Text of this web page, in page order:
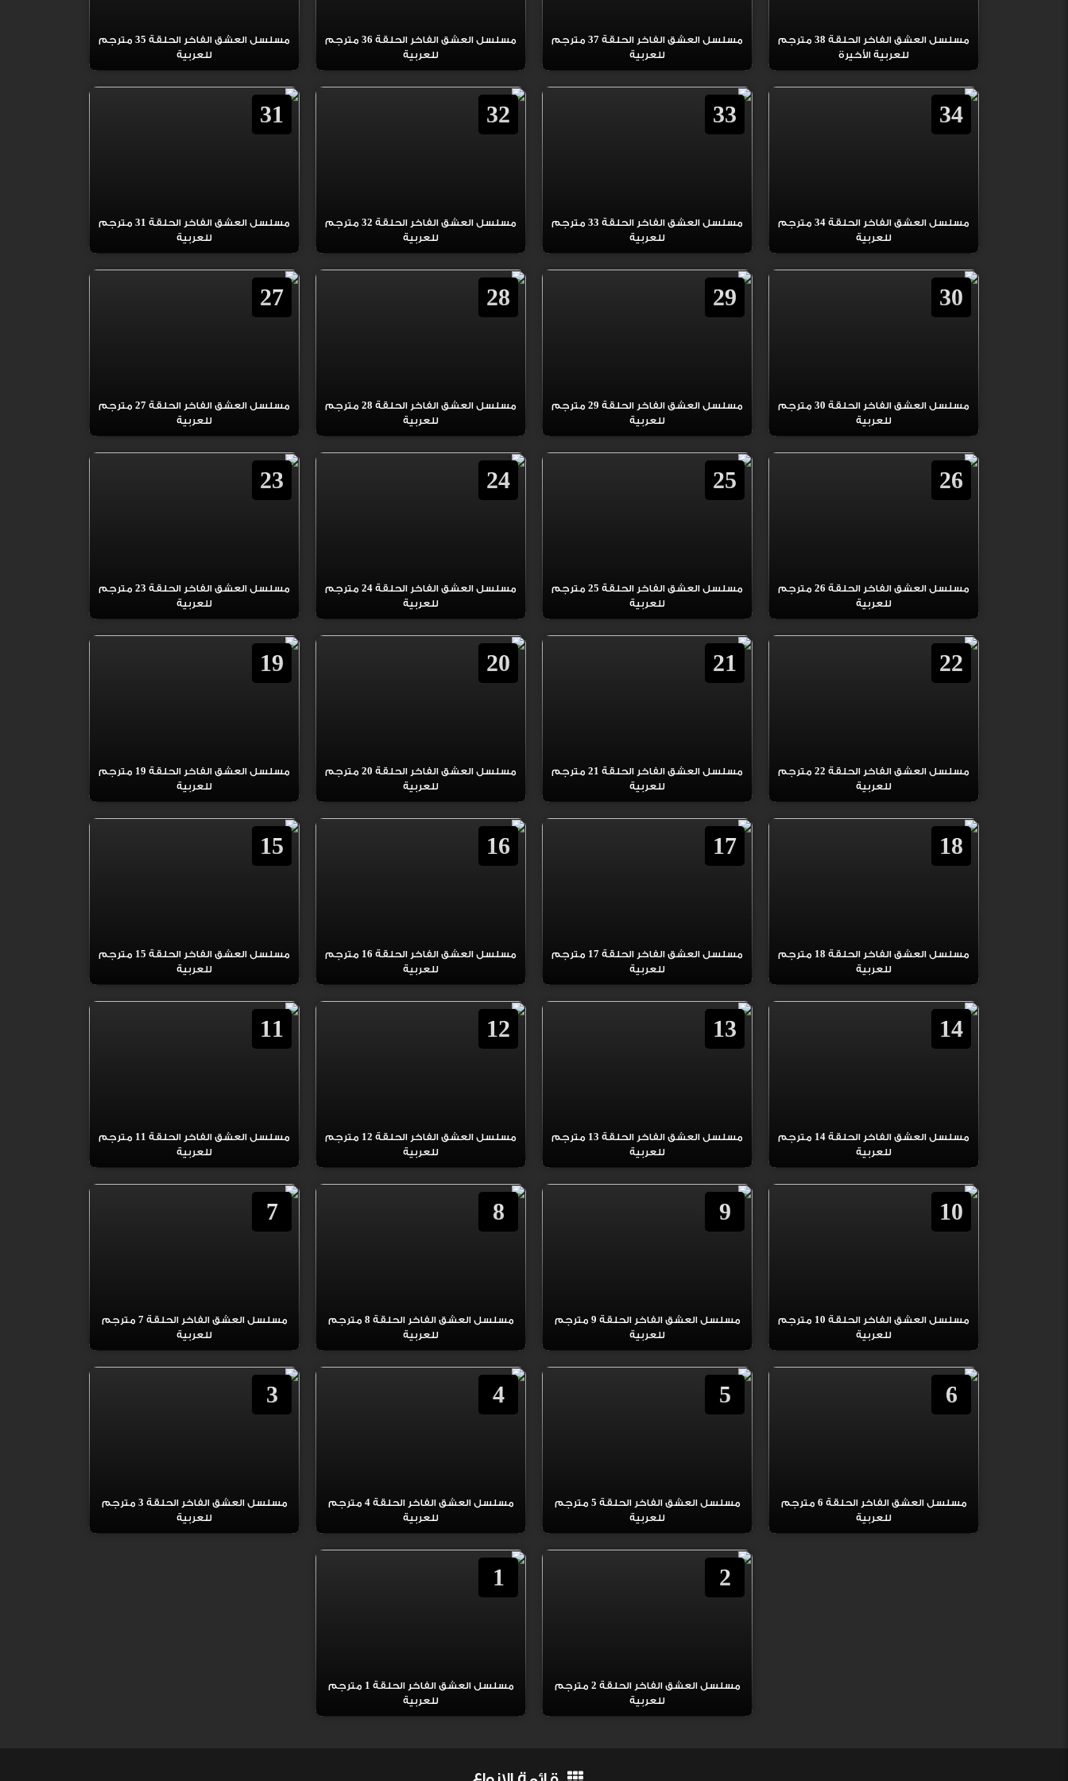
مسلسل العشق الفاخر الحلقة 38 مترجم
للعربية الأخيرة
مسلسل العشق الفاخر الحلقة 37 مترجم
للعربية
مسلسل العشق الفاخر الحلقة 36 مترجم
للعربية
مسلسل العشق الفاخر الحلقة 35 مترجم
للعربية
34
مسلسل العشق الفاخر الحلقة 34 مترجم
للعربية
33
مسلسل العشق الفاخر الحلقة 33 مترجم
للعربية
32
مسلسل العشق الفاخر الحلقة 32 مترجم
للعربية
31
مسلسل العشق الفاخر الحلقة 31 مترجم
للعربية
30
مسلسل العشق الفاخر الحلقة 30 مترجم
للعربية
29
مسلسل العشق الفاخر الحلقة 29 مترجم
للعربية
28
مسلسل العشق الفاخر الحلقة 28 مترجم
للعربية
27
مسلسل العشق الفاخر الحلقة 27 مترجم
للعربية
26
مسلسل العشق الفاخر الحلقة 26 مترجم
للعربية
25
مسلسل العشق الفاخر الحلقة 25 مترجم
للعربية
24
مسلسل العشق الفاخر الحلقة 24 مترجم
للعربية
23
مسلسل العشق الفاخر الحلقة 23 مترجم
للعربية
22
مسلسل العشق الفاخر الحلقة 22 مترجم
للعربية
21
مسلسل العشق الفاخر الحلقة 21 مترجم
للعربية
20
مسلسل العشق الفاخر الحلقة 20 مترجم
للعربية
19
مسلسل العشق الفاخر الحلقة 19 مترجم
للعربية
18
مسلسل العشق الفاخر الحلقة 18 مترجم
للعربية
17
مسلسل العشق الفاخر الحلقة 17 مترجم
للعربية
16
مسلسل العشق الفاخر الحلقة 16 مترجم
للعربية
15
مسلسل العشق الفاخر الحلقة 15 مترجم
للعربية
14
مسلسل العشق الفاخر الحلقة 14 مترجم
للعربية
13
مسلسل العشق الفاخر الحلقة 13 مترجم
للعربية
12
مسلسل العشق الفاخر الحلقة 12 مترجم
للعربية
11
مسلسل العشق الفاخر الحلقة 11 مترجم
للعربية
10
مسلسل العشق الفاخر الحلقة 10 مترجم
للعربية
9
مسلسل العشق الفاخر الحلقة 9 مترجم
للعربية
8
مسلسل العشق الفاخر الحلقة 8 مترجم
للعربية
7
مسلسل العشق الفاخر الحلقة 7 مترجم
للعربية
6
مسلسل العشق الفاخر الحلقة 6 مترجم
للعربية
5
مسلسل العشق الفاخر الحلقة 5 مترجم
للعربية
4
مسلسل العشق الفاخر الحلقة 4 مترجم
للعربية
3
مسلسل العشق الفاخر الحلقة 3 مترجم
للعربية
2
مسلسل العشق الفاخر الحلقة 2 مترجم
للعربية
1
مسلسل العشق الفاخر الحلقة 1 مترجم
للعربية